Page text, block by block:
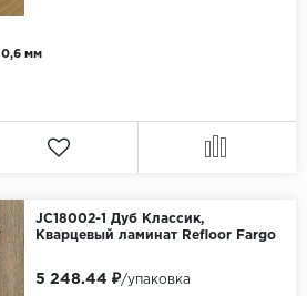
0,6 мм
JC18002-1 Дуб Классик,
Кварцевый ламинат Refloor Fargo
5 248.44 ₽/упаковка